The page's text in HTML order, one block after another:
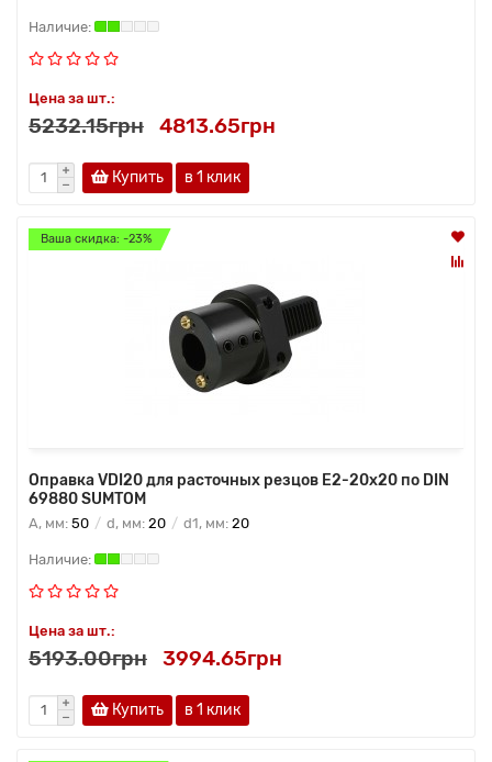
Цена за шт.:
5232.15грн 4813.65грн
Купить в 1 клик
Ваша скидка: -23%
Оправка VDI20 для расточных резцов Е2-20х20 по DIN
69880 SUMTOM
A, мм: 50 d, мм: 20 d1, мм: 20
Цена за шт.:
5193.00грн 3994.65грн
Купить в 1 клик